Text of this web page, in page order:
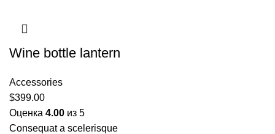
Wine bottle lantern
Accessories
$399.00
Оценка 4.00 из 5
Consequat a scelerisque